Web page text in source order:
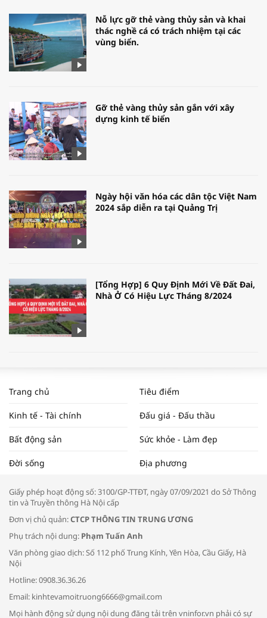
Nỗ lực gỡ thẻ vàng thủy sản và khai
thác nghề cá có trách nhiệm tại các
vùng biển.
Gỡ thẻ vàng thủy sản gắn với xây
dựng kinh tế biển
Ngày hội văn hóa các dân tộc Việt Nam
2024 sắp diễn ra tại Quảng Trị
[Tổng Hợp] 6 Quy Định Mới Về Đất Đai,
Nhà Ở Có Hiệu Lực Tháng 8/2024
NAM NĂM 2024 VÀ NĂM 2025 | NHỊP
ĐẬP THỊ TRƯỜNG #62
Tọa đàm “Xúc tiến thương mại: Khơi
Bác sĩ tư vấn cách phòng tránh bệnh
đường hô hấp trong thời tiết giao mùa
Trang chủ Tiêu điểm
Kinh tế - Tài chính Đấu giá - Đấu thầu
Bất động sản Sức khỏe - Làm đẹp
Đời sống Địa phương
Giấy phép hoạt động số: 3100/GP-TTĐT, ngày 07/09/2021 do Sở Thông
tin và Truyền thông Hà Nội cấp
Đơn vị chủ quản:CTCP THÔNG TIN TRUNG ƯƠNG
Phụ trách nội dung: Phạm Tuấn Anh
Văn phòng giao dịch: Số 112 phố Trung Kính, Yên Hòa, Cầu Giấy, Hà
Nội
Hotline: 0908.36.36.26
Email: kinhtevamoitruong6666@gmail.com
Mọi hành động sử dụng nội dung đăng tải trên vninfor.vn phải có sự